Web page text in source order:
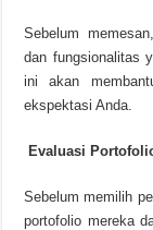
Sebelum
dan fungsionalitas
ini akan
ekspektasi Anda.
Evaluasi
Sebelum memilih
portofolio mereka